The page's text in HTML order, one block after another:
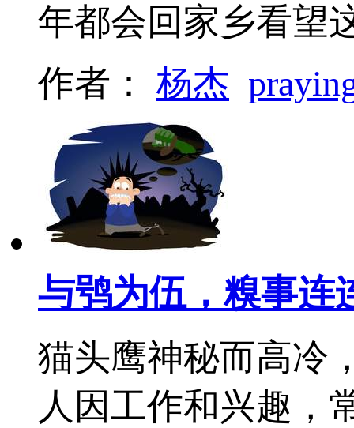
年都会回家乡看
作者： 杨杰
与鸮为伍，糗事连
猫头鹰神秘而高冷
人因工作和兴趣，